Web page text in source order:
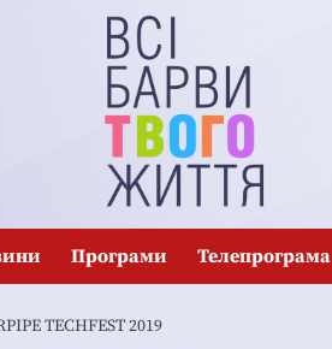
Програми Телепрограма
TECHFEST 2019